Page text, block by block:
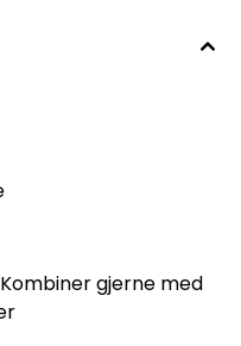
gjerne med